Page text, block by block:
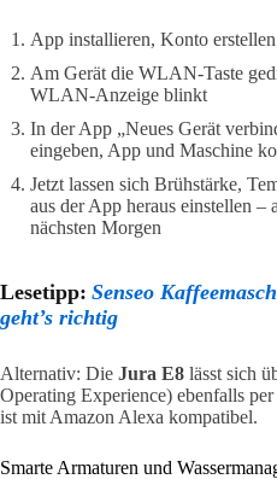
App installieren, Konto erstellen
Am Gerät die WLAN-Taste
WLAN-Anzeige blinkt
In der App „Neues Gerät
eingeben, App und Maschine
Jetzt lassen sich Brühstärke,
aus der App heraus einstellen –
nächsten Morgen
Lesetipp: Senseo
geht’s richtig
Alternativ: Die Jura E8 lässt sich
Operating Experience) ebenfalls
ist mit Amazon Alexa kompatibel.
Smarte Armaturen und